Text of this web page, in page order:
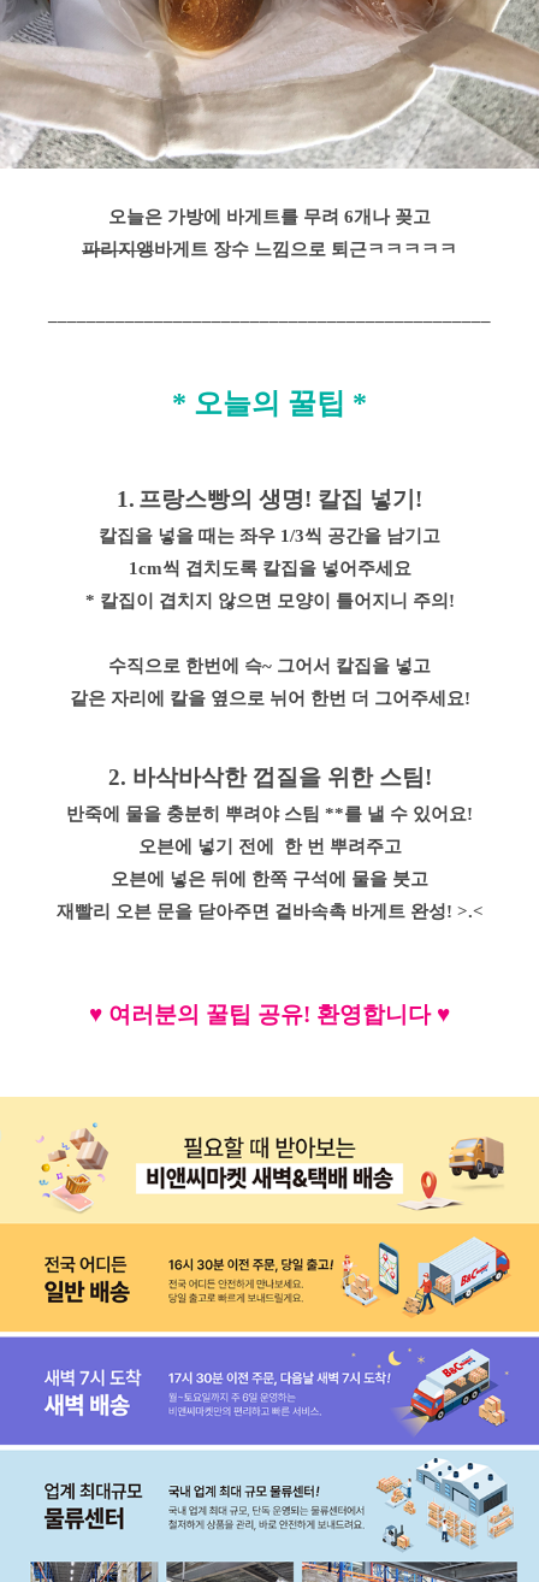
오늘은 가방에 바게트를 무려 6개나 꽂고
파리지앵바게트 장수 느낌으로 퇴근ㅋㅋㅋㅋㅋ
* 오늘의 꿀팁 *
1. 프랑스빵의 생명! 칼집 넣기!
칼집을 넣을 때는 좌우 1/3씩 공간을 남기고
1cm씩 겹치도록 칼집을 넣어주세요
* 칼집이 겹치지 않으면 모양이 틀어지니 주의!
수직으로 한번에 슥~ 그어서 칼집을 넣고
같은 자리에 칼을 옆으로 뉘어 한번 더 그어주세요!
2. 바삭바삭한 껍질을 위한 스팀!
반죽에 물을 충분히 뿌려야 스팀 **를 낼 수 있어요!
오븐에 넣기 전에 한 번 뿌려주고
오븐에 넣은 뒤에 한쪽 구석에 물을 붓고
재빨리 오븐 문을 닫아주면 겉바속촉 바게트 완성! >.<
♥ 여러분의 꿀팁 공유! 환영합니다♥